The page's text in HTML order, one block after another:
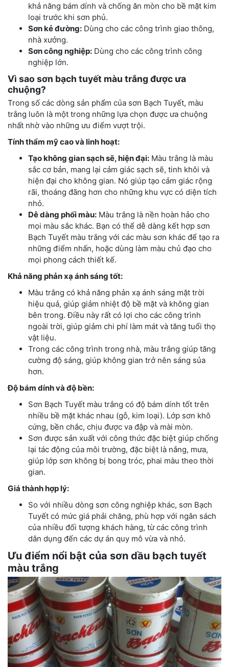
khả năng bám dính và chống ăn mòn cho bề mặt kim
loại trước khi sơn phủ.
Sơn kẻ đường: Dùng cho các công trình giao thông,
nhà xưởng.
Sơn công nghiệp: Dùng cho các công trình công
nghiệp lớn.
Vì sao sơn bạch tuyết màu trắng được ưa
chuộng?
Trong số các dòng sản phẩm của sơn Bạch Tuyết, màu
trắng luôn là một trong những lựa chọn được ưa chuộng
nhất nhờ vào những ưu điểm vượt trội.
Tính thẩm mỹ cao và linh hoạt:
Tạo không gian sạch sẽ, hiện đại: Màu trắng là màu
sắc cơ bản, mang lại cảm giác sạch sẽ, tinh khôi và
hiện đại cho không gian. Nó giúp tạo cảm giác rộng
rãi, thoáng đãng hơn cho những khu vực có diện tích
nhỏ.
Dễ dàng phối màu: Màu trắng là nền hoàn hảo cho
mọi màu sắc khác. Bạn có thể dễ dàng kết hợp sơn
Bạch Tuyết màu trắng với các màu sơn khác để tạo ra
những điểm nhấn, hoặc dùng làm màu chủ đạo cho
mọi phong cách thiết kế.
Khả năng phản xạ ánh sáng tốt:
Màu trắng có khả năng phản xạ ánh sáng mặt trời
hiệu quả, giúp giảm nhiệt độ bề mặt và không gian
bên trong. Điều này rất có lợi cho các công trình
ngoài trời, giúp giảm chi phí làm mát và tăng tuổi thọ
vật liệu.
Trong các công trình trong nhà, màu trắng giúp tăng
cường độ sáng, giúp không gian trở nên sáng sủa
hơn.
Độ bám dính và độ bền:
Sơn Bạch Tuyết màu trắng có độ bám dính tốt trên
nhiều bề mặt khác nhau (gỗ, kim loại). Lớp sơn khô
cứng, bền chắc, chịu được va đập và mài mòn.
Sơn được sản xuất với công thức đặc biệt giúp chống
lại tác động của môi trường, đặc biệt là nắng, mưa,
giúp lớp sơn không bị bong tróc, phai màu theo thời
gian.
Giá thành hợp lý:
So với nhiều dòng sơn công nghiệp khác, sơn Bạch
Tuyết có mức giá phải chăng, phù hợp với ngân sách
của nhiều đối tượng khách hàng, từ các công trình
dân dụng đến các dự án quy mô vừa và nhỏ.
Ưu điểm nổi bật của sơn dầu bạch tuyết
màu trắng